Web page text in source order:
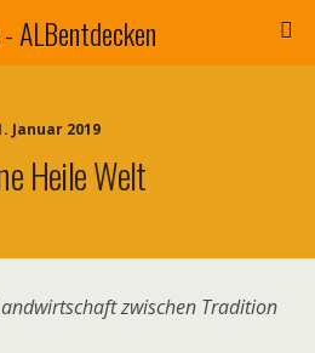
ALBentdecken
Januar 2019
Heile Welt
zwischen Tradition